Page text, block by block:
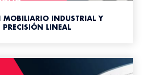
MOBILIARIO INDUSTRIAL Y
PRECISIÓN LINEAL